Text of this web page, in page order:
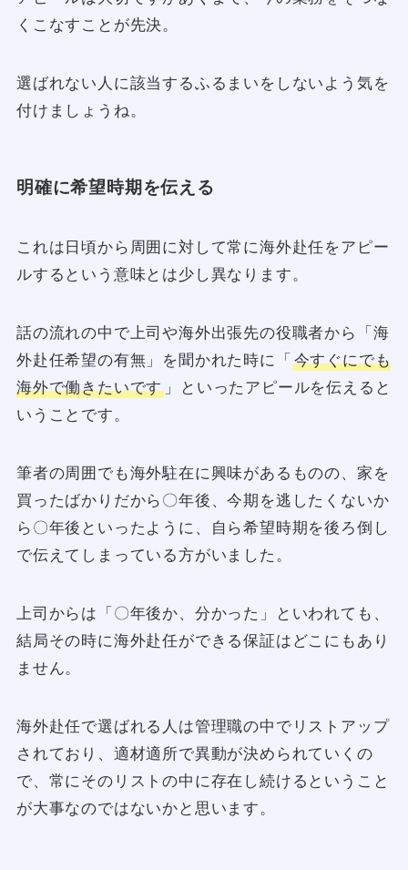
くこなすことが先決。
選ばれない人に該当するふるまいをしないよう気を
付けましょうね。
明確に希望時期を伝える
これは日頃から周囲に対して常に海外赴任をアピー
ルするという意味とは少し異なります。
話の流れの中で上司や海外出張先の役職者から「海
外赴任希望の有無」を聞かれた時に「 今すぐにでも
海外で働きたいです 」といったアピールを伝えると
いうことです。
筆者の周囲でも海外駐在に興味があるものの、家を
買ったばかりだから〇年後、今期を逃したくないか
ら〇年後といったように、自ら希望時期を後ろ倒し
で伝えてしまっている方がいました。
上司からは「〇年後か、分かった」といわれても、
結局その時に海外赴任ができる保証はどこにもあり
ません。
海外赴任で選ばれる人は管理職の中でリストアップ
されており、適材適所で異動が決められていくの
で、常にそのリストの中に存在し続けるということ
が大事なのではないかと思います。